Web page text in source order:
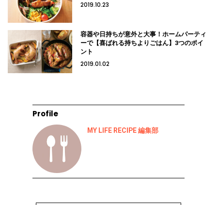
2019.10.23
容器や日持ちが意外と大事！ホームパーティ
ーで【喜ばれる持ちよりごはん】3つのポイ
ント
2019.01.02
Profile
MY LIFE RECIPE 編集部